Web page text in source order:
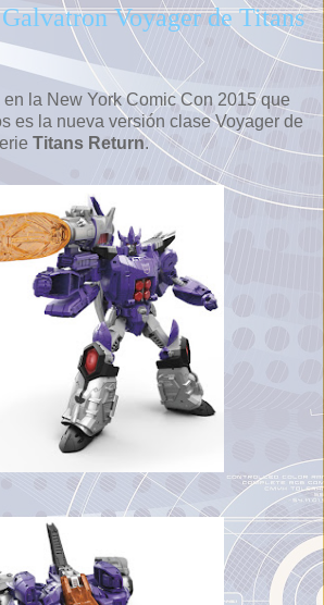
Voyager de Titans
la New York Comic Con 2015 que
es la nueva versión clase Voyager de
Titans Return.